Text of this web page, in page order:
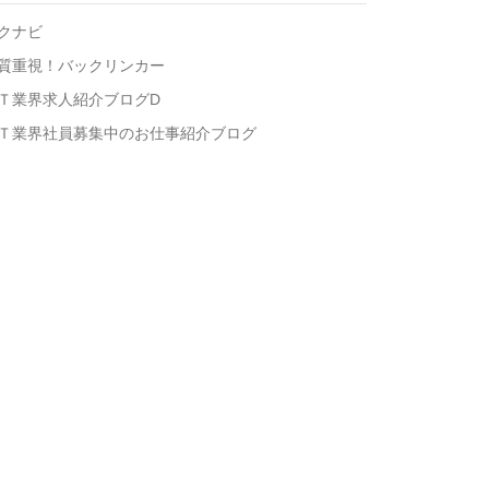
ナビ
重視！バックリンカー
業界求人紹介ブログD
Ｔ業界社員募集中のお仕事紹介ブログ